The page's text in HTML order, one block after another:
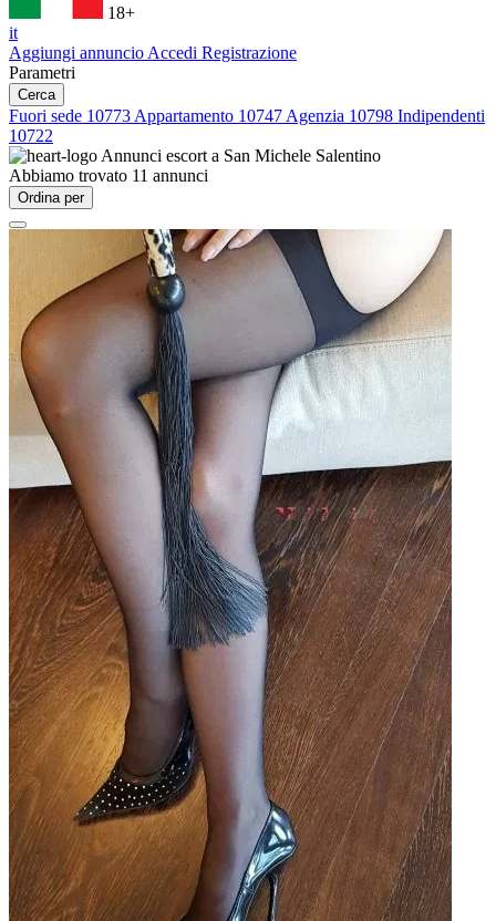
18+
it
Aggiungi annuncio Accedi Registrazione
Parametri
Cerca
Fuori sede 10773 Appartamento 10747 Agenzia 10798 Indipendenti
10722
Annunci escort a San Michele Salentino
Abbiamo trovato 11 annunci
Ordina per